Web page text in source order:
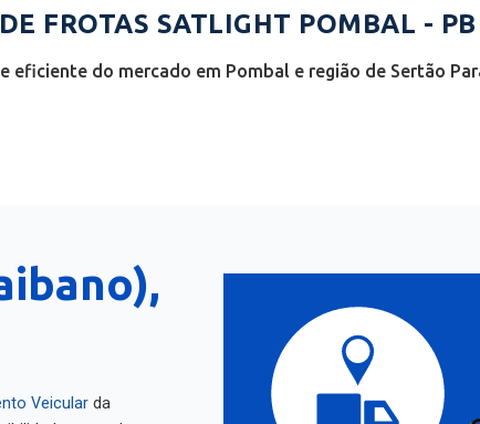
FROTAS SATLIGHT POMBAL - PB
eficiente do mercado em Pombal e região de Sertão
Veicular da